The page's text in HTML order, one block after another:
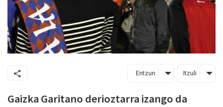
Entzun Itzuli
Gaizka Garitano derioztarra izango da